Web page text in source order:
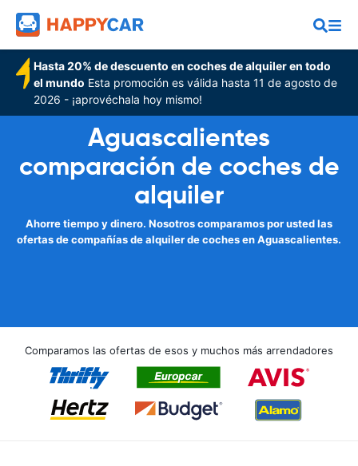
Hasta 20% de descuento en coches de alquiler en todo
el mundo Esta promoción es válida hasta 11 de agosto de
2026 - ¡aprovéchala hoy mismo!
Aguascalientes
comparación de coches de
alquiler
Ahorre tiempo y dinero. Nosotros comparamos por usted las
ofertas de compañías de alquiler de coches en Aguascalientes.
Comparamos las ofertas de esos y muchos más arrendadores